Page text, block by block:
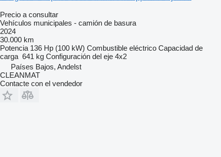
Precio a consultar
Vehículos municipales - camión de basura
2024
30.000 km
Potencia 136 Hp (100 kW) Combustible eléctrico Capacidad de
carga 641 kg Configuración del eje 4x2
Países Bajos, Andelst
CLEANMAT
Contacte con el vendedor